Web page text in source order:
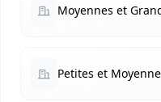
Moyennes et
Petites et